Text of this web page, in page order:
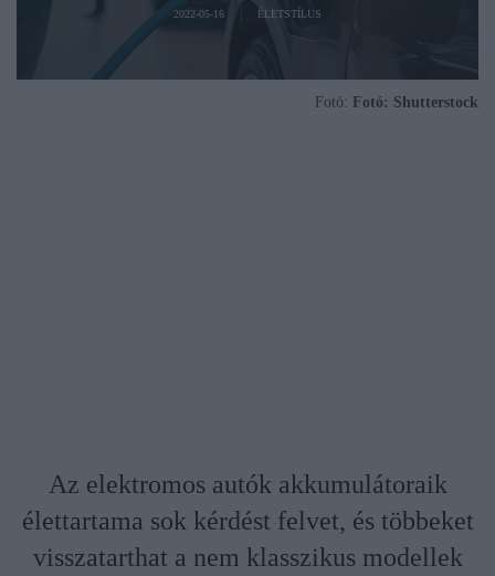
2022-05-16 ÉLETSTÍLUS
Fotó: Fotó: Shutterstock
Az elektromos autók akkumulátoraik
élettartama sok kérdést felvet, és többeket
visszatarthat a nem klasszikus modellek